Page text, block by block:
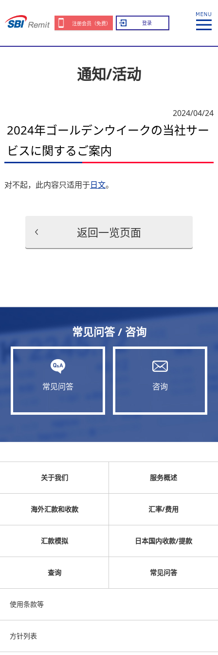
注册会员（免费） 登录
通知/活动
2024/04/24
2024年ゴールデンウイークの当社サー
ビスに関するご案内
对不起，此内容只适用于日文。
返回一览页面
常见问答 / 咨询
常见问答 咨询
关于我们 服务概述
海外汇款和收款 汇率/费用
汇款模拟 日本国内收款/提款
查询 常见问答
使用条款等
方针列表